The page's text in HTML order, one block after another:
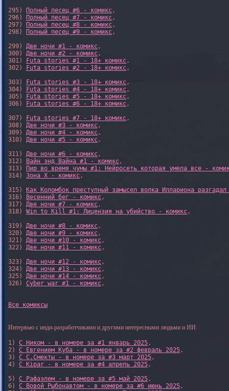
295)
Полный песец #6 - комикс,
296)
Полный песец #7 - комикс,
297)
Полный песец #8 - комикс,
298)
Полный песец #9 - комикс,
299) Две ночи #1 - комикс,
300) Две ночи #2 - комикс,
301)
Futa stories #1 - 18+ комикс,
302)
Futa stories #2 - 18+ комикс,
303)
Futa stories #3 - 18+ комикс,
304)
Futa stories #4 - 18+ комикс,
305)
Futa stories #5 - 18+ комикс,
306)
Futa stories #6 - 18+ комикс,
307)
Futa stories #7 - 18+ комикс,
308) Две ночи #3 - комикс,
309) Две ночи #4 - комикс,
310) Две ночи #5 - комикс,
311) Две ночи #6 - комикс,
312)
Вайн энд Вайна #1 - комикс,
313)
Пир во время чумы #1: Нейросеть которая умела все -
314) Зона X - комикс,
315)
Как Коломбок преступный замысел волка Иллариона
316)
Весенний бег - комикс,
317) Две ночи #7 - комикс,
318) Win to Kill #1: Лицензия на убийство - комикс,
319) Две ночи #8 - комикс,
320) Две ночи #9 - комикс,
321) Две ночи #10 - комикс,
322) Две ночи #11 - комикс,
323) Две ночи #12 - комикс,
324) Две ночи #13 - комикс,
325) Две ночи #14 - комикс,
326) Cyber war #1 - комикс,
Все комиксы
Интервью с инди-разработчиками и другими интересными людьми и ИИ:
1) С Ником - в номере за #1 январь 2025,
2) С Евгением Куба - в номере за #2 февраль 2025,
3) С С.Смекты - в номере за #3 март 2025,
4) С Kipar - в номере за #4 апрель 2025,
5) С Рафаэлем - в номере за #5 май 2025,
6) С Вовой Рыбонавтом - в номере за #6 июнь 2025,